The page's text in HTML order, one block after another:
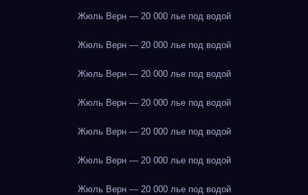
Жюль Верн — 20 000 лье под водой
Жюль Верн — 20 000 лье под водой
Жюль Верн — 20 000 лье под водой
Жюль Верн — 20 000 лье под водой
Жюль Верн — 20 000 лье под водой
Жюль Верн — 20 000 лье под водой
Жюль Верн — 20 000 лье под водой